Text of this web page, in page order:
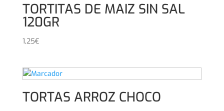
TORTITAS DE MAIZ SIN SAL
120GR
1,25€
TORTAS ARROZ CHOCO